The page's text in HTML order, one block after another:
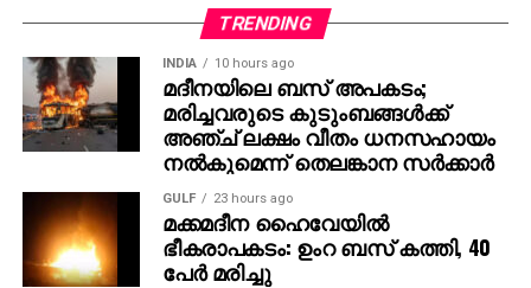
മഴയ്ക്കുള്ള സാധ്യതയെ കുറിച്ച് കാലാവസ്ഥ വകുപ്പ്
പ്രത്യേക മുന്നറിയിപ്പ് നല്‍കിയിട്ടുണ്ട്.
തീര്‍ത്ഥാടകര്‍ മുന്‍കരുതലുകള്‍ സ്വീകരിക്കണമെന്ന്
അധികൃതര്‍ അറിയിച്ചു.
TRENDING
INDIA 10 hours ago
മദീനയിലെ ബസ് അപകടം;
മരിച്ചവരുടെ കുടുംബങ്ങള്‍ക്ക്
അഞ്ച് ലക്ഷം വീതം ധനസഹായം
നല്‍കുമെന്ന് തെലങ്കാന സര്‍ക്കാര്‍
GULF 23 hours ago
മക്കമദീന ഹൈവേയില്‍
ഭീകരാപകടം: ഉംറ ബസ് കത്തി, 40
പേര്‍ മരിച്ചു